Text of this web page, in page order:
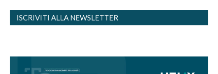
ISCRIVITI ALLA NEWSLETTER